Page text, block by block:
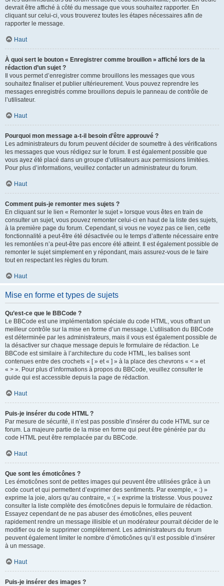
devrait être affiché à côté du message que vous souhaitez rapporter. En
cliquant sur celui-ci, vous trouverez toutes les étapes nécessaires afin de
rapporter le message.
Haut
À quoi sert le bouton « Enregistrer comme brouillon » affiché lors de la
rédaction d’un sujet ?
Il vous permet d’enregistrer comme brouillons les messages que vous
souhaitez finaliser et publier ultérieurement. Vous pouvez reprendre les
messages enregistrés comme brouillons depuis le panneau de contrôle de
l’utilisateur.
Haut
Pourquoi mon message a-t-il besoin d’être approuvé ?
Les administrateurs du forum peuvent décider de soumettre à des vérifications
les messages que vous rédigez sur le forum. Il est également possible que
vous ayez été placé dans un groupe d’utilisateurs aux permissions limitées.
Pour plus d’informations, veuillez contacter un administrateur du forum.
Haut
Comment puis-je remonter mes sujets ?
En cliquant sur le lien « Remonter le sujet » lorsque vous êtes en train de
consulter un sujet, vous pouvez remonter celui-ci en haut de la liste des sujets,
à la première page du forum. Cependant, si vous ne voyez pas ce lien, cette
fonctionnalité a peut-être été désactivée ou le temps d’attente nécessaire entre
les remontées n’a peut-être pas encore été atteint. Il est également possible de
remonter le sujet simplement en y répondant, mais assurez-vous de le faire
tout en respectant les règles du forum.
Haut
Mise en forme et types de sujets
Qu’est-ce que le BBCode ?
Le BBCode est une implémentation spéciale du code HTML, vous offrant un
meilleur contrôle sur la mise en forme d’un message. L’utilisation du BBCode
est déterminée par les administrateurs, mais il vous est également possible de
la désactiver sur chaque message depuis le formulaire de rédaction. Le
BBCode est similaire à l’architecture du code HTML, les balises sont
contenues entre des crochets « [ » et « ] » à la place des chevrons « < » et
« > ». Pour plus d’informations à propos du BBCode, veuillez consulter le
guide qui est accessible depuis la page de rédaction.
Haut
Puis-je insérer du code HTML ?
Par mesure de sécurité, il n’est pas possible d’insérer du code HTML sur ce
forum. La majeure partie de la mise en forme qui peut être générée par du
code HTML peut être remplacée par du BBCode.
Haut
Que sont les émoticônes ?
Les émoticônes sont de petites images qui peuvent être utilisées grâce à un
code court et qui permettent d’exprimer des sentiments. Par exemple, « :) »
exprime la joie, alors qu’au contraire, « :( » exprime la tristesse. Vous pouvez
consulter la liste complète des émoticônes depuis le formulaire de rédaction.
Essayez cependant de ne pas abuser des émoticônes, elles peuvent
rapidement rendre un message illisible et un modérateur pourrait décider de le
modifier ou de le supprimer complètement. Les administrateurs du forum
peuvent également limiter le nombre d’émoticônes qu’il est possible d’insérer
à un message.
Haut
Puis-je insérer des images ?